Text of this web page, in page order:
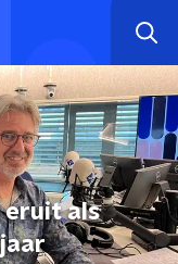
eruit als